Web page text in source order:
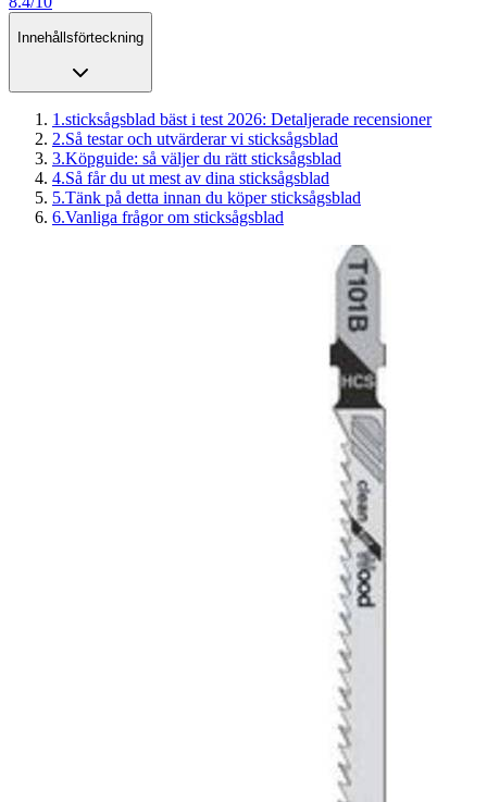
Innehållsförteckning
1 .sticksågsblad bäst i test 2026: Detaljerade recensioner
2.Så testar och utvärderar vi sticksågsblad
3.Köpguide: så väljer du rätt sticksågsblad
4.Så får du ut mest av dina sticksågsblad
5.Tänk på detta innan du köper sticksågsblad
6.Vanliga frågor om sticksågsblad